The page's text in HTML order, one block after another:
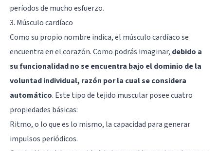
períodos de mucho esfuerzo.
3. Músculo cardíaco
Como su propio nombre indica, el músculo cardíaco se
encuentra en el corazón. Como podrás imaginar, debido a
su funcionalidad no se encuentra bajo el dominio de la
voluntad individual, razón por la cual se considera
automático. Este tipo de tejido muscular posee cuatro
propiedades básicas:
Ritmo, o lo que es lo mismo, la capacidad para generar
impulsos periódicos.